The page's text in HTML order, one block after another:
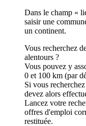
Dans le champ «
saisir une
un continent.
Vous recherchez
alentours ?
Vous pouvez y
0 et 100 km (par
Si vous
devez alors
Lancez votre
offres d'emploi
restituée.